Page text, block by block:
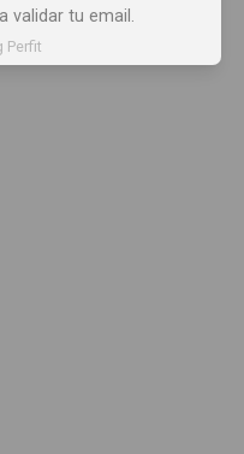
validar tu email.
Perfit